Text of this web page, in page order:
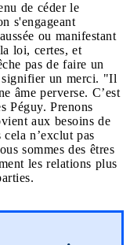
de céder le
s'engageant
ou manifestant
loi, certes, et
pas de faire un
signifier un merci. "Il
âme perverse. C’est
Péguy. Prenons
aux besoins de
n’exclut pas
sommes des êtres
les relations plus